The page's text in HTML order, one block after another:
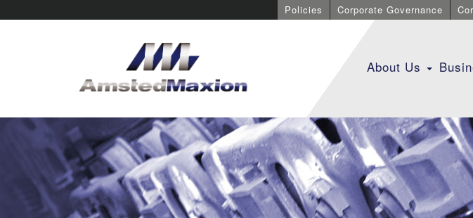
Policies Corporate Governance
About Us